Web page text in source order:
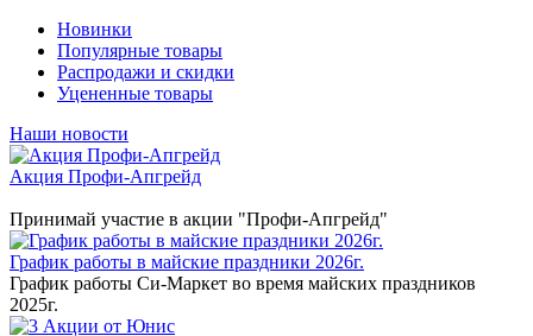
Новинки
Популярные товары
Распродажи и скидки
Уцененные товары
Наши новости
Акция Профи-Апгрейд
Принимай участие в акции "Профи-Апгрейд"
График работы в майские праздники 2026г.
График работы Си-Маркет во время майских праздников
2025г.